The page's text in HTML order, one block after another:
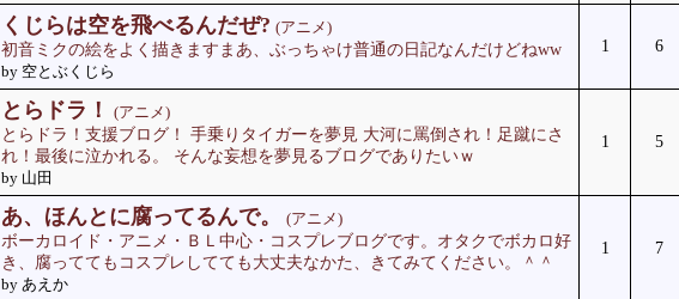
くじらは空を飛べるんだぜ? (アニメ)
初音ミクの絵をよく描きますまあ、ぶっちゃけ普通の日記なんだけどねww
by 空とぶくじら
1 6
とらドラ！
(アニメ)
とらドラ！支援ブログ！ 手乗りタイガーを夢見 大河に罵倒され！足蹴にさ
れ！最後に泣かれる。 そんな妄想を夢見るブログでありたいｗ
by 山田
1 5
あ、ほんとに腐ってるんで。
(アニメ)
ボーカロイド・アニメ・ＢＬ中心・コスプレブログです。オタクでボカロ好
き、腐っててもコスプレしてても大丈夫なかた、きてみてください。＾＾
by あえか
1 7